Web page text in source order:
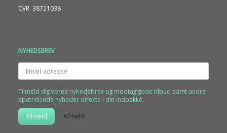
CVR. 38721038
NYHEDSBREV
Email-
adresse
Tilmeld dig vores nyhedsbrev og modtag gode tilbud samt andre
spændende nyheder direkte i din indbakke.
Tilmeld Afmeld